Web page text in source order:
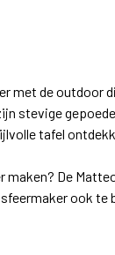
met de outdoor
stevige
tafel
De
ook te